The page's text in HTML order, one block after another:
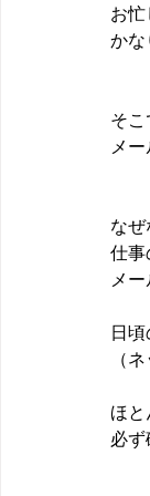
お忙
かな
そ
メ
なぜ
仕事
メ
日
（
ほと
必ず